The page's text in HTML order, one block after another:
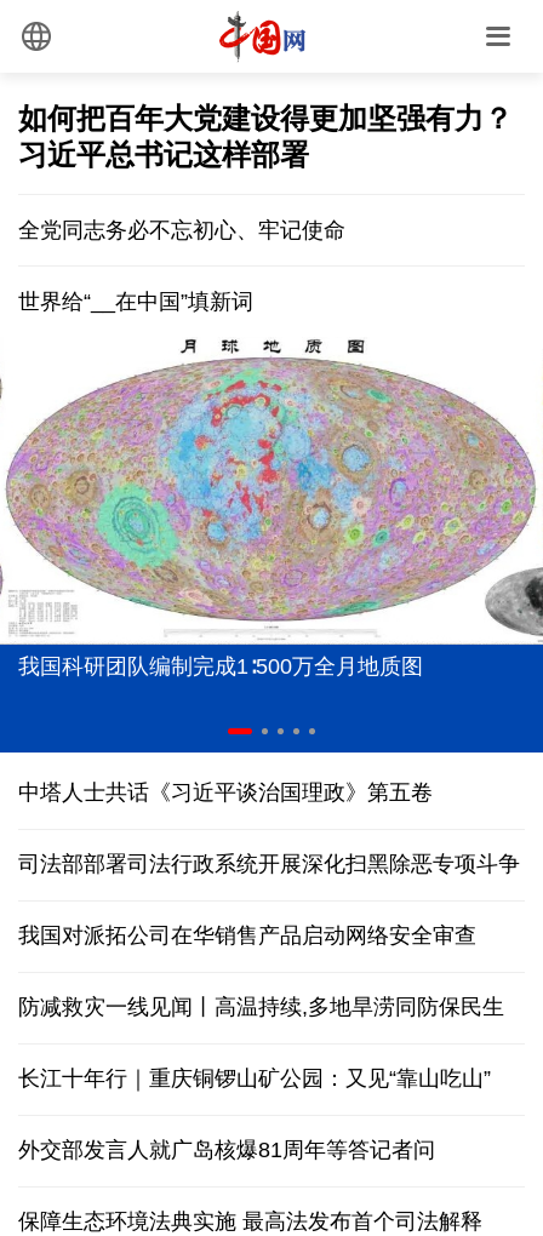
如何把百年大党建设得更加坚强有力？
习近平总书记这样部署
全党同志务必不忘初心、牢记使命
世界给“__在中国”填新词
我国科研团队编制完成1∶500万全月地质图
中塔人士共话《习近平谈治国理政》第五卷
司法部部署司法行政系统开展深化扫黑除恶专项斗争
我国对派拓公司在华销售产品启动网络安全审查
防减救灾一线见闻丨高温持续,多地旱涝同防保民生
长江十年行｜重庆铜锣山矿公园：又见“靠山吃山”
外交部发言人就广岛核爆81周年等答记者问
保障生态环境法典实施 最高法发布首个司法解释